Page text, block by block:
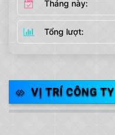
Tháng này:
Tổng lượt:
VỊ TRÍ CÔNG TY